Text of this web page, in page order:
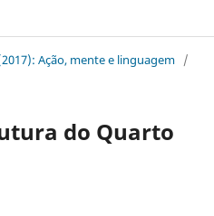
Ação, mente e linguagem /
do Quarto